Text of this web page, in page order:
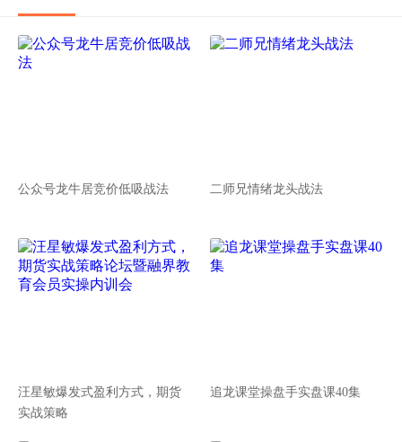
公众号龙牛居竞价低吸战法 二师兄情绪龙头战法
汪星敏爆发式盈利方式，期货
实战策略
追龙课堂操盘手实盘课40集